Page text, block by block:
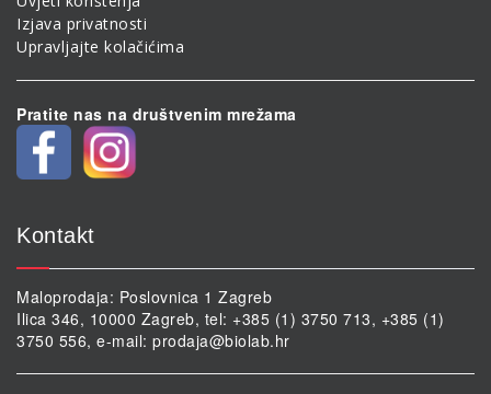
Izjava privatnosti
Upravljajte kolačićima
Pratite nas na društvenim mrežama
Kontakt
Maloprodaja: Poslovnica 1 Zagreb
Ilica 346, 10000 Zagreb, tel: +385 (1) 3750 713, +385 (1)
3750 556, e-mail: prodaja@biolab.hr